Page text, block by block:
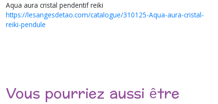
Aqua aura cristal pendentif reiki
https://lesangesdetao.com/catalogue/310125-Aqua-aura-cristal-
reiki-pendule
Vous pourriez aussi être